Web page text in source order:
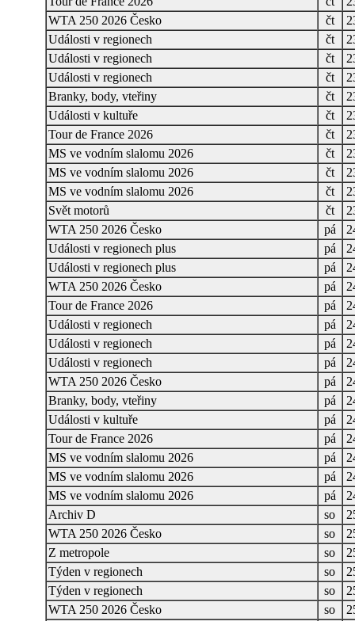
WTA 250 2026 Česko
čt
Události v regionech
čt
Události v regionech
čt
Události v regionech
čt
Branky, body, vteřiny
čt
Události v kultuře
čt
Tour de France 2026
čt
MS ve vodním slalomu 2026
čt
MS ve vodním slalomu 2026
čt
MS ve vodním slalomu 2026
čt
Svět motorů
čt
WTA 250 2026 Česko
pá
Události v regionech plus
pá
Události v regionech plus
pá
WTA 250 2026 Česko
pá
Tour de France 2026
pá
Události v regionech
pá
Události v regionech
pá
Události v regionech
pá
WTA 250 2026 Česko
pá
Branky, body, vteřiny
pá
Události v kultuře
pá
Tour de France 2026
pá
MS ve vodním slalomu 2026
pá
MS ve vodním slalomu 2026
pá
MS ve vodním slalomu 2026
pá
Archiv D
so
WTA 250 2026 Česko
so
Z metropole
so
Týden v regionech
so
Týden v regionech
so
WTA 250 2026 Česko
so